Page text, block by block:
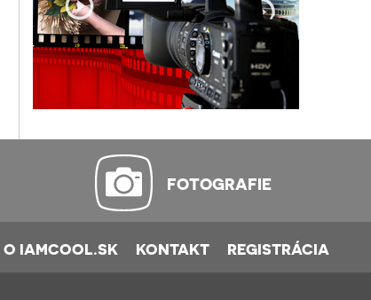
FOTOGRAFIE
O IAMCOOL.SK KONTAKT REGISTRÁCIA